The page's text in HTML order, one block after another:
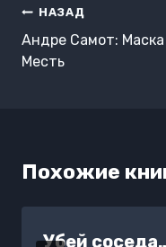
Навигация
по
записям
НАЗАД
Андре Самот: Маска
Месть
Похожие
Убей